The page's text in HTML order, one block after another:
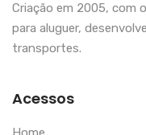
Criação em 2005, com
para aluguer,
transportes.
Acessos